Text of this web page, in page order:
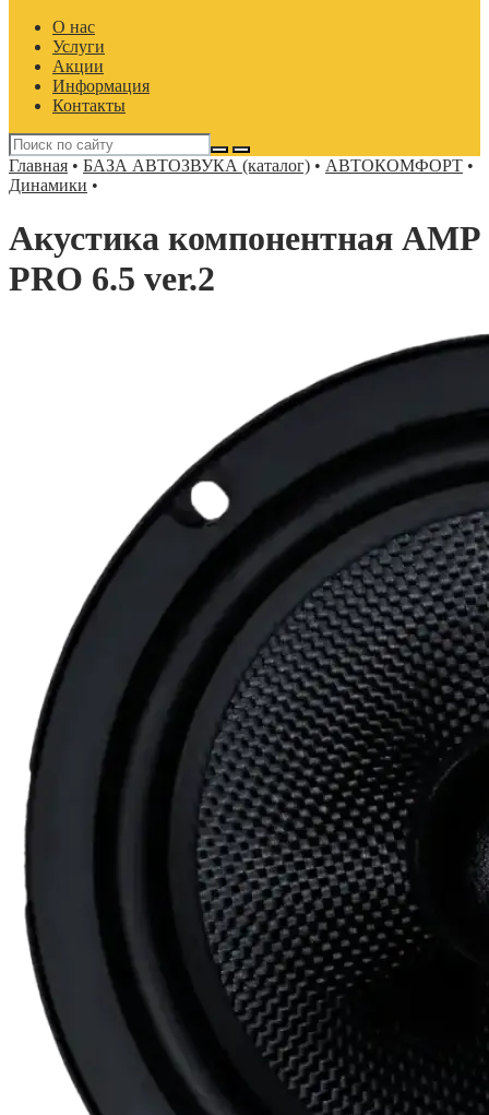
О нас
Услуги
Акции
Информация
Контакты
Главная • БАЗА АВТОЗВУКА (каталог) • АВТОКОМФОРТ •
Динамики •
Акустика компонентная AMP
PRO 6.5 ver.2